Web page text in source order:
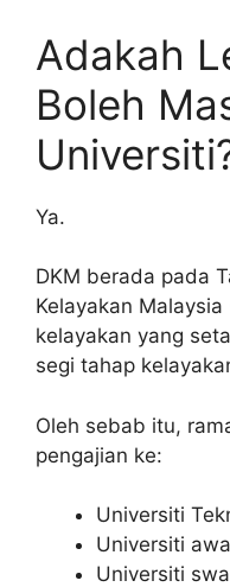
Adakah
Boleh
Ya.
DKM berada pada
Kelayakan
kelayakan yang
segi tahap
Oleh sebab itu,
pengajian ke:
Universiti
Universiti
Universiti